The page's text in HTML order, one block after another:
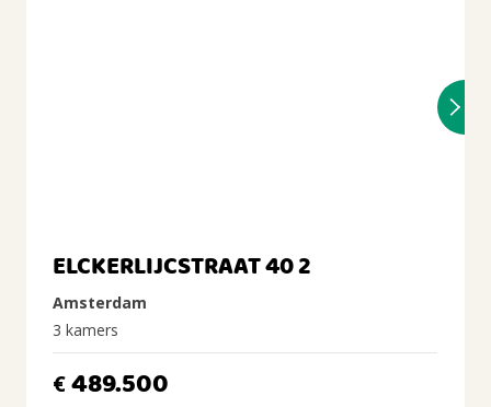
ELCKERLIJCSTRAAT 40 2
Amsterdam
3 kamers
€489.500